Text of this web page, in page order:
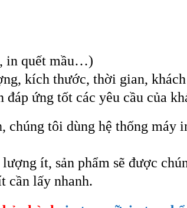
in quết mầu…)
kích thước, thời gian,
đáp ứng tốt các yêu cầu của
chúng tôi dùng hệ thống
ít, sản phẩm sẽ được
cần lấy nhanh.